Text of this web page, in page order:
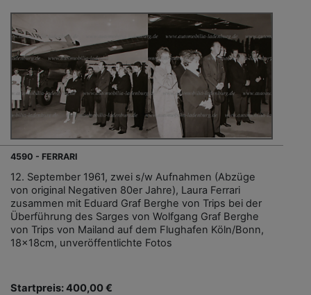
4590 - FERRARI
12. September 1961, zwei s/w Aufnahmen (Abzüge
von original Negativen 80er Jahre), Laura Ferrari
zusammen mit Eduard Graf Berghe von Trips bei der
Überführung des Sarges von Wolfgang Graf Berghe
von Trips von Mailand auf dem Flughafen Köln/Bonn,
18x18cm, unveröffentlichte Fotos
Startpreis: 400,00 €